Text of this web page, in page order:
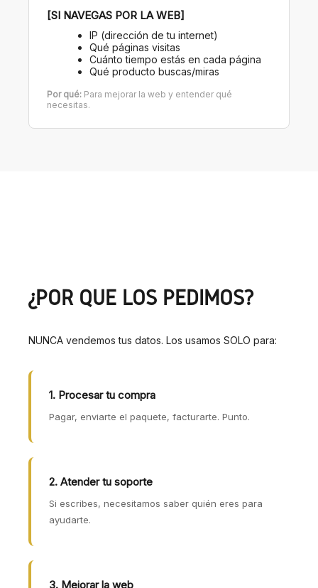
[SI NAVEGAS POR LA WEB]
IP (dirección de tu internet)
Qué páginas visitas
Cuánto tiempo estás en cada página
Qué producto buscas/miras
Por qué: Para mejorar la web y entender qué
necesitas.
¿POR QUÉ LOS PEDIMOS?
NUNCA vendemos tus datos. Los usamos SOLO para:
1. Procesar tu compra
Pagar, enviarte el paquete, facturarte. Punto.
2. Atender tu soporte
Si escribes, necesitamos saber quién eres para
ayudarte.
3. Mejorar la web